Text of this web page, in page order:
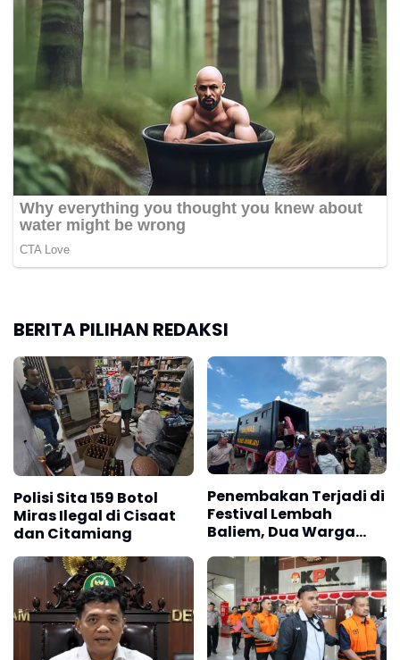
BERITA PILIHAN REDAKSI
Polisi Sita 159 Botol
Miras Ilegal di Cisaat
dan Citamiang
Penembakan Terjadi di
Festival Lembah
Baliem, Dua Warga